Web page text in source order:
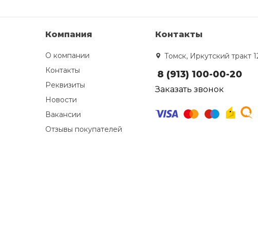
Компания
О компании
Контакты
Реквизиты
Новости
Вакансии
Отзывы покупателей
Контакты
Томск, Иркутский тракт
8 (913) 100-00-20
Заказать звонок